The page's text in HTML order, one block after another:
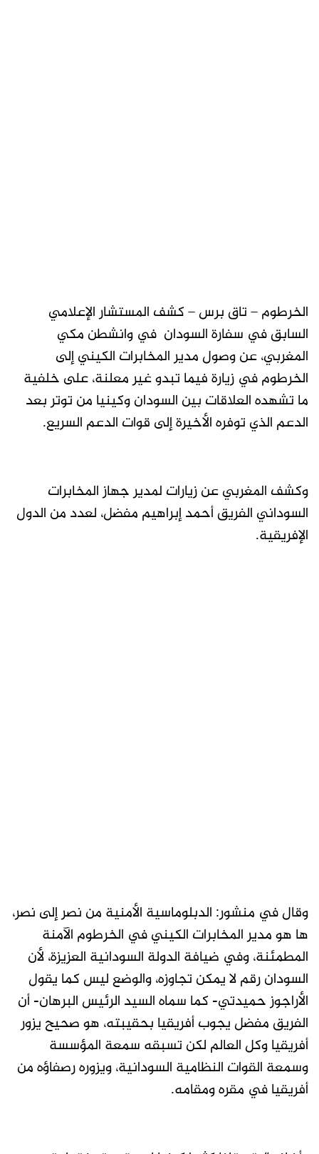
الخرطوم – تاق برس – كشف المستشار الإعلامي
السابق في سفارة السودان في وانشطن مكي
المغربي، عن وصول مدير المخابرات الكيني إلى
الخرطوم في زيارة فيما تبدو غير معلنة، على خلفية
ما تشهده العلاقات بين السودان وكينيا من توتر بعد
الدعم الذي توفره الأخيرة إلى قوات الدعم السريع.
وكشف المغربي عن زيارات لمدير جهاز المخابرات
السوداني الفريق أحمد إبراهيم مفضل، لعدد من الدول
الإفريقية.
وقال في منشور: الدبلوماسية الأمنية من نصر إلى نصر،
ها هو مدير المخابرات الكيني في الخرطوم الآمنة
المطمئنة، وفي ضيافة الدولة السودانية العزيزة، لأن
السودان رقم لا يمكن تجاوزه، والوضع ليس كما يقول
الأراجوز حميدتي- كما سماه السيد الرئيس البرهان- أن
الفريق مفضل يجوب أفريقيا بحقيبته، هو صحيح يزور
أفريقيا وكل العالم لكن تسبقه سمعة المؤسسة
وسمعة القوات النظامية السودانية، ويزوره رصفاؤه من
أفريقيا في مقره ومقامه.